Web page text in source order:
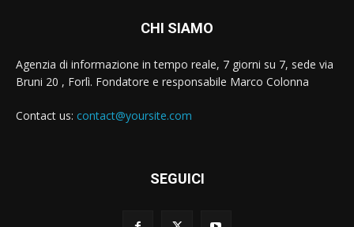
CHI SIAMO
Agenzia di informazione in tempo reale, 7 giorni su 7, sede via
Bruni 20 , Forlì. Fondatore e responsabile Marco Colonna
Contact us: contact@yoursite.com
SEGUICI